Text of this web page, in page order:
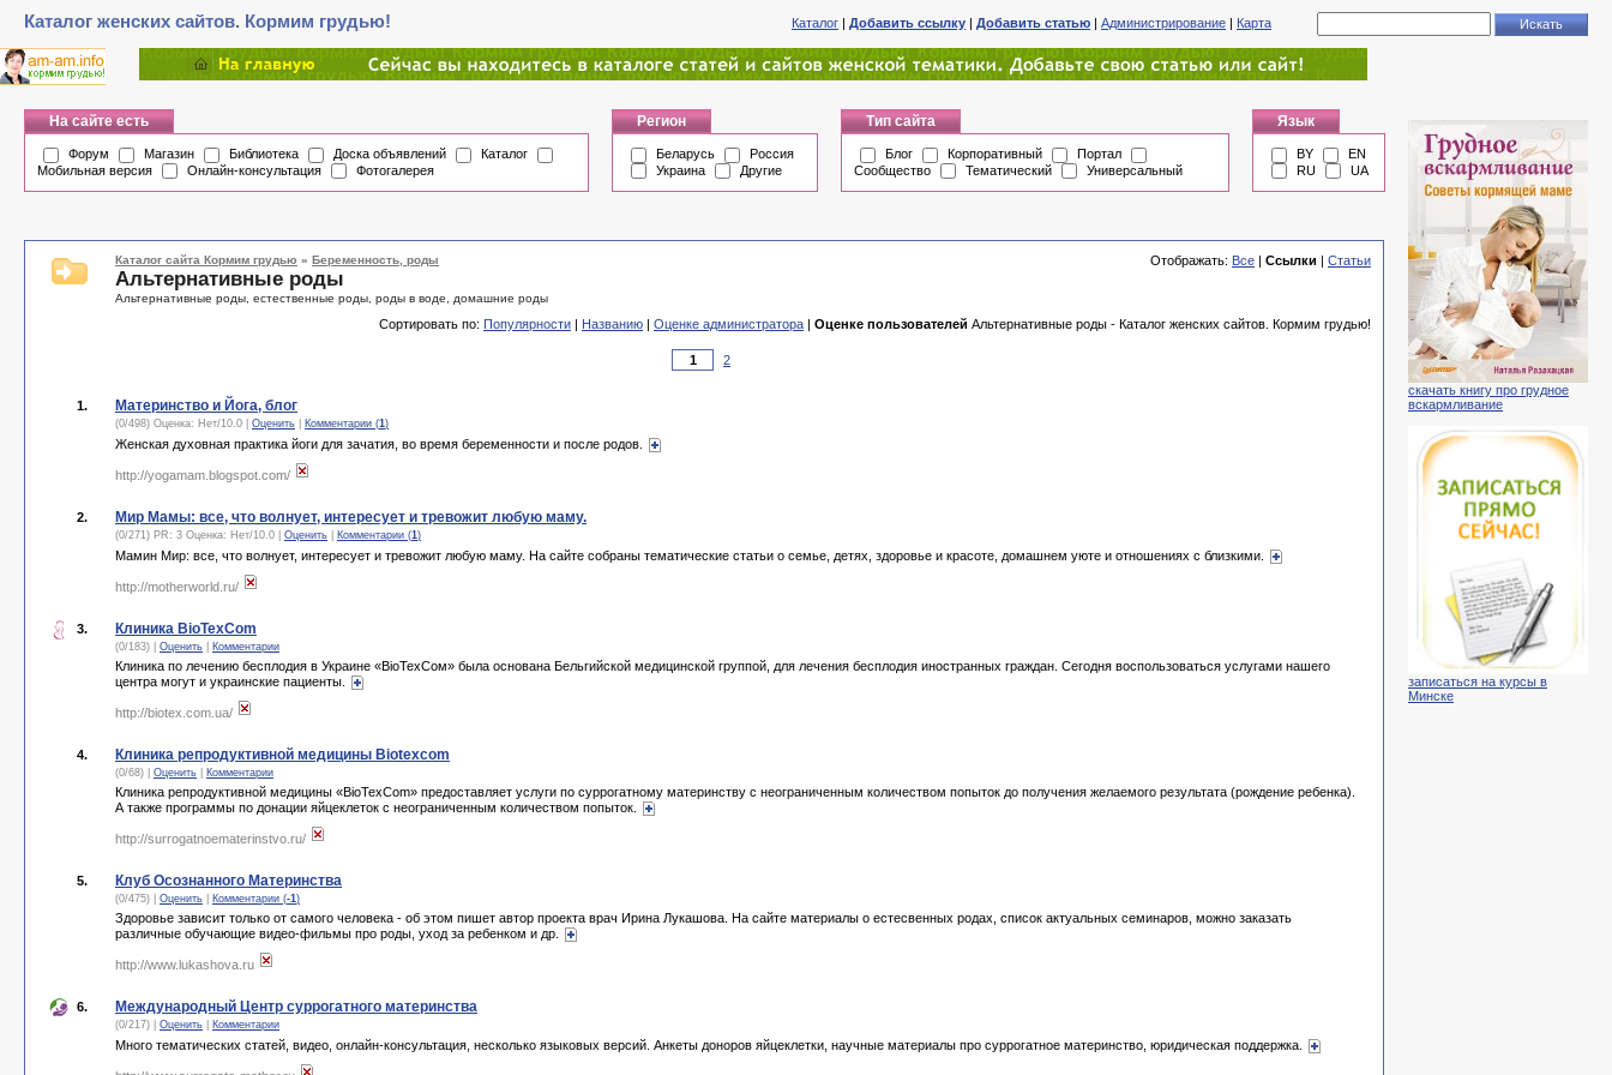
Каталог женских сайтов. Кормим грудью! Каталог | Добавить ссылку | Добавить статью | Администрирование | Карта
На сайте есть
Форум Магазин Библиотека Доска объявлений
Каталог
Мобильная версия
Онлайн-консультация Фотогалерея
Регион
Беларусь
Россия
Украина
Другие
Тип сайта
Блог Корпоративный
Портал
Сообщество
Тематический Универсальный
Язык
BY
EN
RU
UA
Каталог сайта Кормим грудью » Беременность, роды Отображать: Все | Ссылки | Статьи
Альтернативные роды
Альтернативные роды, естественные роды, роды в воде, домашние роды
Сортировать по: Популярности | Названию | Оценке администратора | Оценке пользователей Альтернативные роды - Каталог женских сайтов. Кормим грудью!
2
1. Материнство и Йога, блог
(0/498) Оценка: Нет/10.0 Оценить Комментарии (1)
Женская духовная практика йоги для зачатия, во время беременности и после родов.
http://yogamam.blogspot.com/
2. Мир Мамы: все, что волнует, интересует и тревожит любую маму.
(0/271) PR: 3 Оценка: Нет/10.0 Оценить Комментарии (1)
Мамин Мир: все, что волнует, интересует и тревожит любую маму. На сайте собраны тематические статьи о семье, детях, здоровье и красоте, домашнем уюте и отношениях с близкими.
http://motherworld.ru/
3. Клиника BioTexCom
(0/183) | Оценить Комментарии
Клиника по лечению бесплодия в Украине «ВіоТехСом» была основана Бельгийской медицинской группой, для лечения бесплодия иностранных граждан. Сегодня воспользоваться услугами нашего
центра могут и украинские пациенты.
http://biotex.com.ua/
4. Клиника репродуктивной медицины Biotexcom
(0/68) | Оценить Комментарии
Клиника репродуктивной медицины «BioTexCom» предоставляет услуги по суррогатному материнству с неограниченным количеством попыток до получения желаемого результата (рождение ребенка).
А также программы по донации яйцеклеток с неограниченным количеством попыток.
http://surrogatnoematerinstvo.ru/
5. Клуб Осознанного Материнства
(0/475) | Оценить Комментарии (-1)
Здоровье зависит только от самого человека - об этом пишет автор проекта врач Ирина Лукашова. На сайте материалы о естесвенных родах, список актуальных семинаров, можно заказать
различные обучающие видео-фильмы про роды, уход за ребенком и др.
http://www.lukashova.ru
6. Международный Центр суррогатного материнства
(0/217) | Оценить Комментарии
Много тематических статей, видео, онлайн-консультация, несколько языковых версий. Анкеты доноров яйцеклетки, научные материалы про суррогатное материнство, юридическая поддержка.
скачать книгу про грудное
вскармливание
записаться на курсы в
Минске